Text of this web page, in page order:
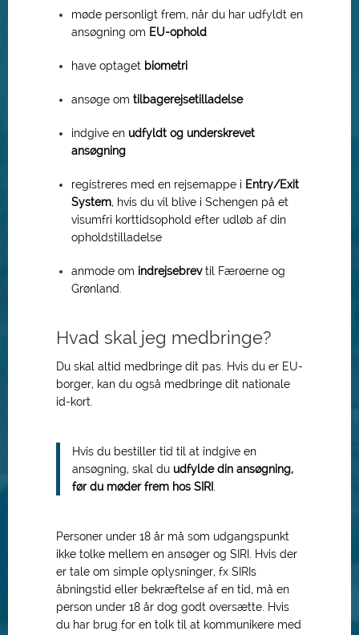
møde personligt frem, når du har udfyldt en
ansøgning om EU-ophold
have optaget biometri
ansøge om tilbagerejsetilladelse
indgive en udfyldt og underskrevet
ansøgning
registreres med en rejsemappe i Entry/Exit
System, hvis du vil blive i Schengen på et
visumfri korttidsophold efter udløb af din
opholdstilladelse
anmode om indrejsebrevtil Færøerne og
Grønland.
Hvad skal jeg medbringe?
Du skal altid medbringe dit pas. Hvis du er EU-
borger, kan du også medbringe dit nationale
id-kort.
Hvis du bestiller tid til at indgive en
ansøgning, skal du udfylde din ansøgning,
før du møder frem hos SIRI
Personer under 18 år må som udgangspunkt
ikke tolke mellem en ansøger og SIRI. Hvis der
er tale om simple oplysninger, fx SIRIs
åbningstid eller bekræftelse af en tid, må en
person under 18 år dog godt oversætte. Hvis
du har brug for en tolk til at kommunikere med